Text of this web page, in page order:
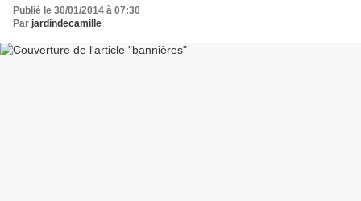
Publié le 30/01/2014 à 07:30
Par jardindecamille